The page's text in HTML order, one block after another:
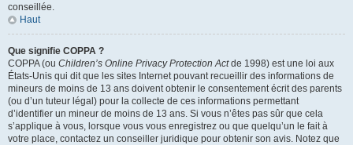
conseillée.
Haut
Que signifie COPPA ?
COPPA (ou Children’s Online Privacy Protection Actde 1998) est une loi aux
États-Unis qui dit que les sites Internet pouvant recueillir des informations de
mineurs de moins de 13 ans doivent obtenir le consentement écrit des parents
(ou d’un tuteur légal) pour la collecte de ces informations permettant
d’identifier un mineur de moins de 13 ans. Si vous n’êtes pas sûr que cela
s’applique à vous, lorsque vous vous enregistrez ou que quelqu’un le fait à
votre place, contactez un conseiller juridique pour obtenir son avis. Notez que